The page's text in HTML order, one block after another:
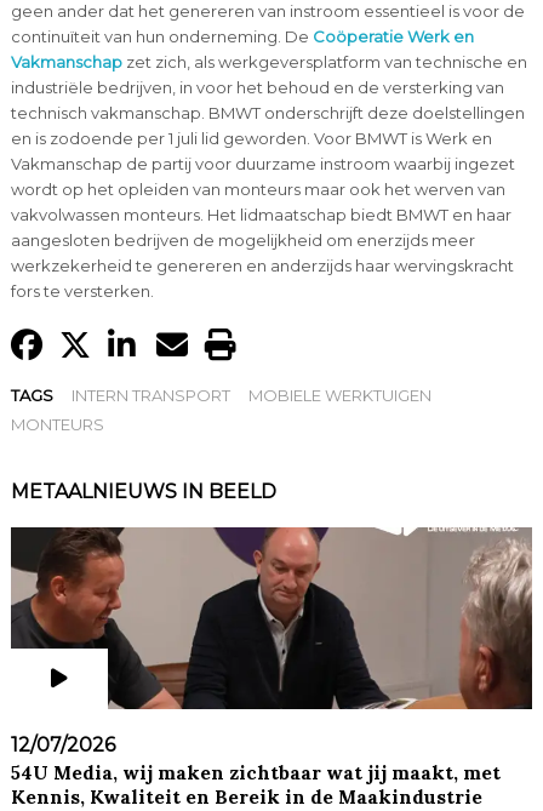
geen ander dat het genereren van instroom essentieel is voor de
continuïteit van hun onderneming. De Coöperatie Werk en
Vakmanschapzet zich, als werkgeversplatform van technische en
industriële bedrijven, in voor het behoud en de versterking van
technisch vakmanschap. BMWT onderschrijft deze doelstellingen
en is zodoende per 1 juli lid geworden. Voor BMWT is Werk en
Vakmanschap de partij voor duurzame instroom waarbij ingezet
wordt op het opleiden van monteurs maar ook het werven van
vakvolwassen monteurs. Het lidmaatschap biedt BMWT en haar
aangesloten bedrijven de mogelijkheid om enerzijds meer
werkzekerheid te genereren en anderzijds haar wervingskracht
fors te versterken.
TAGS INTERN TRANSPORT
MOBIELE WERKTUIGEN
MONTEURS
METAALNIEUWS IN BEELD
12/07/2026
54U Media, wij maken zichtbaar wat jij maakt, met
Kennis, Kwaliteit en Bereik in de Maakindustrie